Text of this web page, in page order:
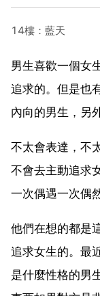
14樓：藍天
男生喜歡一個女
追求的。但是也
內向的男生，另
不太會表達，不
不會去主動追求
一次偶遇一次偶
他們在想的都是
追求女生的。最
是什麼性格的男